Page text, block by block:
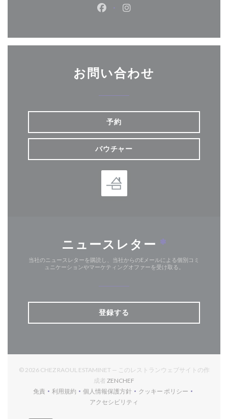
Facebook ((新しいウィンドウ
Instagram ((新しいウィ
お問い合わせ
予約
バウチャー
ニュースレター *
当社のニュースレターを購読し、当社からのEメールによる個別コミ
ュニケーションやマーケティングオファーを受け取る。
登録する
© 2026 CHEZ RAOUL ESTAMINET — このレストランウェブサイトの作
成者 ZENCHEF
免責
((新しいウィンドウで開きます))
利用規約
((新しいウィンドウで開きます))
個人情報保護方針
((新しいウィンドウで開きます))
クッキー ポリシー
((新しいウィンドウで
アクセシビリティ
((新しいウィンドウで開きます))